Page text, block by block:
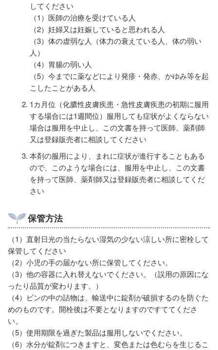
してください
（1）医師の治療を受けている人
（2）妊婦又は妊娠していると思われる人
（3）体の虚弱な人（体力の衰えている人、体の弱い
人）
（4）胃腸の弱い人
（5）今までに薬などにより発疹・発赤、かゆみ等を起
こしたことがある人
1カ月位（化膿性皮膚疾患・急性皮膚疾患の初期に服用
する場合には1週間位）服用しても症状がよくならない
場合は服用を中止し、この文書を持って医師、薬剤師
又は登録販売者に相談してください
本剤の服用により、まれに症状が進行することもある
ので、このような場合には、服用を中止し、この文書
を持って医師、薬剤師又は登録販売者に相談してくだ
さい
保管方法
（1）直射日光の当たらない湿気の少ない涼しい所に密栓して
保管してください
（2）小児の手の届かない所に保管してください。
（3）他の容器に入れ替えないでください。（誤用の原因にな
ったり品質が変わります。）
（4）ビンの中の詰物は、輸送中に錠剤が破損するのを防ぐた
めのものです。開栓後は不要となりますのですててくださ
い。
（5）使用期限を過ぎた製品は服用しないでください。
（6）水分が錠剤につきますと、変色または色むらを生じるこ